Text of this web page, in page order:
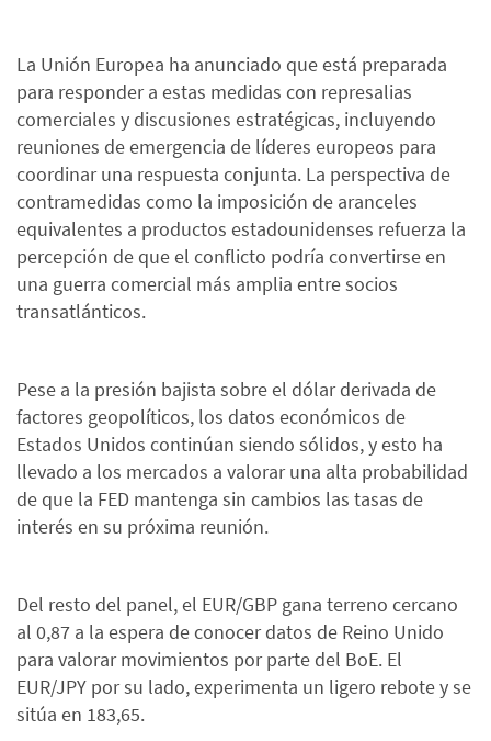
La Unión Europea ha anunciado que está preparada
para responder a estas medidas con represalias
comerciales y discusiones estratégicas, incluyendo
reuniones de emergencia de líderes europeos para
coordinar una respuesta conjunta. La perspectiva de
contramedidas como la imposición de aranceles
equivalentes a productos estadounidenses refuerza la
percepción de que el conflicto podría convertirse en
una guerra comercial más amplia entre socios
transatlánticos.
Pese a la presión bajista sobre el dólar derivada de
factores geopolíticos, los datos económicos de
Estados Unidos continúan siendo sólidos, y esto ha
llevado a los mercados a valorar una alta probabilidad
de que la FED mantenga sin cambios las tasas de
interés en su próxima reunión.
Del resto del panel, el EUR/GBP gana terreno cercano
al 0,87 a la espera de conocer datos de Reino Unido
para valorar movimientos por parte del BoE. El
EUR/JPY por su lado, experimenta un ligero rebote y se
sitúa en 183,65.